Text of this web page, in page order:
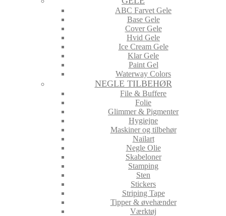
ABC Farvet Gele
Base Gele
Cover Gele
Hvid Gele
Ice Cream Gele
Klar Gele
Paint Gel
Waterway Colors
NEGLE TILBEHØR
File & Buffere
Folie
Glimmer & Pigmenter
Hygiejne
Maskiner og tilbehør
Nailart
Negle Olie
Skabeloner
Stamping
Sten
Stickers
Striping Tape
Tipper & øvehænder
Værktøj